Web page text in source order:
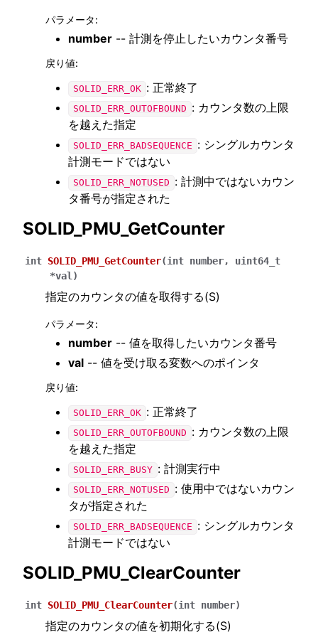
パラメータ:
number -- 計測を停止したいカウンタ番号
戻り値:
SOLID_ERR_OK : 正常終了
SOLID_ERR_OUTOFBOUND : カウンタ数の上限
を越えた指定
SOLID_ERR_BADSEQUENCE : シングルカウンタ
計測モードではない
SOLID_ERR_NOTUSED : 計測中ではないカウン
タ番号が指定された
SOLID_PMU_GetCounter
int SOLID_PMU_GetCounter(int number, uint64_t
*val )
指定のカウンタの値を取得する(S)
パラメータ:
number -- 値を取得したいカウンタ番号
val -- 値を受け取る変数へのポインタ
戻り値:
SOLID_ERR_OK : 正常終了
SOLID_ERR_OUTOFBOUND : カウンタ数の上限
を越えた指定
SOLID_ERR_BUSY : 計測実行中
SOLID_ERR_NOTUSED : 使用中ではないカウン
タが指定された
SOLID_ERR_BADSEQUENCE : シングルカウンタ
計測モードではない
SOLID_PMU_ClearCounter
int SOLID_PMU_ClearCounter(int number)
指定のカウンタの値を初期化する(S)